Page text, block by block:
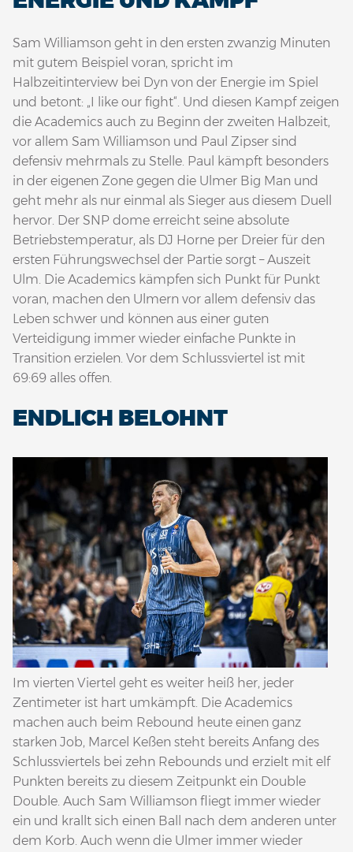
Sam Williamson geht in den ersten zwanzig Minuten
mit gutem Beispiel voran, spricht im
Halbzeitinterview bei Dyn von der Energie im Spiel
und betont: „I like our fight“. Und diesen Kampf zeigen
die Academics auch zu Beginn der zweiten Halbzeit,
vor allem Sam Williamson und Paul Zipser sind
defensiv mehrmals zu Stelle. Paul kämpft besonders
in der eigenen Zone gegen die Ulmer Big Man und
geht mehr als nur einmal als Sieger aus diesem Duell
hervor. Der SNP dome erreicht seine absolute
Betriebstemperatur, als DJ Horne per Dreier für den
ersten Führungswechsel der Partie sorgt – Auszeit
Ulm. Die Academics kämpfen sich Punkt für Punkt
voran, machen den Ulmern vor allem defensiv das
Leben schwer und können aus einer guten
Verteidigung immer wieder einfache Punkte in
Transition erzielen. Vor dem Schlussviertel ist mit
69:69 alles offen.
ENDLICH BELOHNT
Im vierten Viertel geht es weiter heiß her, jeder
Zentimeter ist hart umkämpft. Die Academics
machen auch beim Rebound heute einen ganz
starken Job, Marcel Keßen steht bereits Anfang des
Schlussviertels bei zehn Rebounds und erzielt mit elf
Punkten bereits zu diesem Zeitpunkt ein Double
Double. Auch Sam Williamson fliegt immer wieder
ein und krallt sich einen Ball nach dem anderen unter
dem Korb. Auch wenn die Ulmer immer wieder